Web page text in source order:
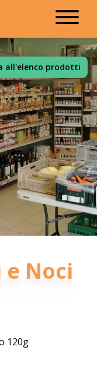
all'elenco prodotti
e Noci